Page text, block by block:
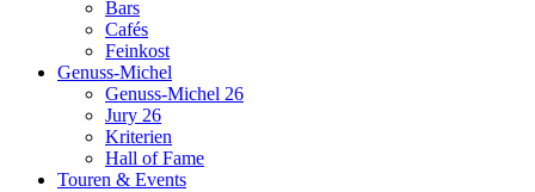
Bars
Cafés
Feinkost
Genuss-Michel
Genuss-Michel 26
Jury 26
Kriterien
Hall of Fame
Touren & Events